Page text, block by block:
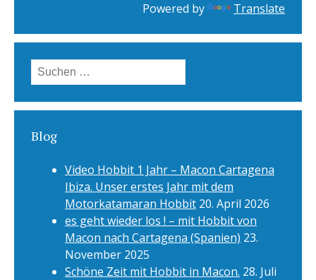
Powered by Translate
Suchen
nach:
Blog
Video Hobbit 1 Jahr – Macon Cartagena
Ibiza. Unser erstes Jahr mit dem
Motorkatamaran Hobbit 20. April 2026
es geht wieder los ! – mit Hobbit von
Macon nach Cartagena (Spanien) 23.
November 2025
Schöne Zeit mit Hobbit in Macon. 28. Juli